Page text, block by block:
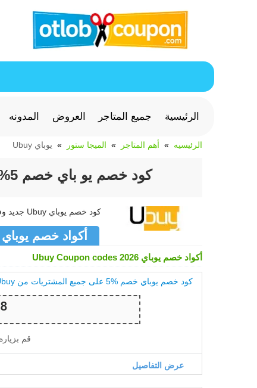
الرئيسية جميع المتاجر العروض المدونه
الرئيسيه أهم المتاجر الميجا ستور يوباي Ubuy
كود خصم يو باي خصم 5% للازياء الإلكترونيات والألعاب من Ubuy
كود خصم يوباي Ubuy جديد وفعال >> كوبون يوباي Ubuy متجدد لشهر أغسطس 2026
أكواد خصم يوباي Ubuy
أكواد خصم يوباي Ubuy Coupon codes 2026
كود خصم يوباي خصم %5 على جميع المشتريات من Ubuy
قم
عرض التفاصيل